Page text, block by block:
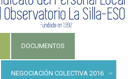
DOCUMENTOS
NEGOCIACIÓN COLECTIVA 2016